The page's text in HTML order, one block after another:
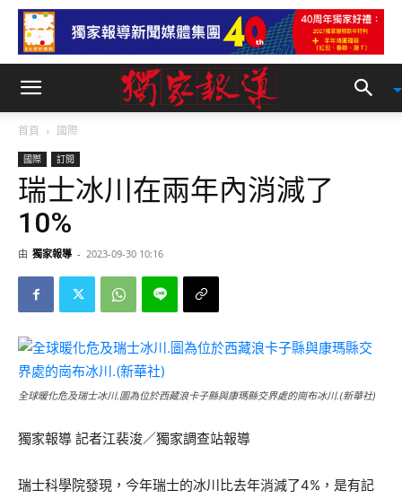
首頁 國際
國際 訂閱
瑞士冰川在兩年內消減了
10%
由 獨家報導 - 2023-09-30 10:16
全球暖化危及瑞士冰川.圖為位於西藏浪卡子縣與康瑪縣交界處的崗布冰川.(新華社)
獨家報導 記者江裴浚／獨家調查站報導
瑞士科學院發現，今年瑞士的冰川比去年消減了4%，是有記